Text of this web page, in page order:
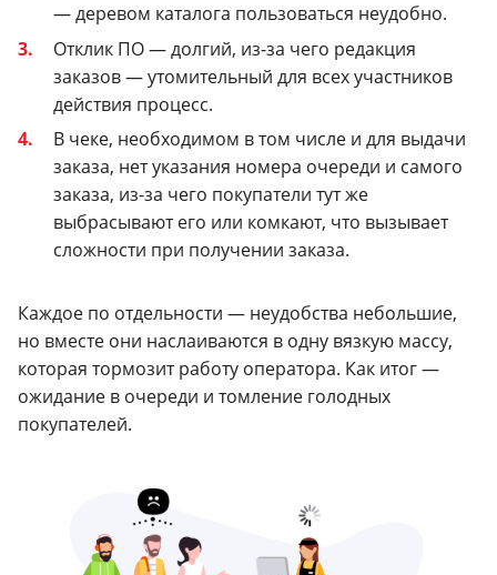
— деревом каталога пользоваться неудобно.
Отклик ПО — долгий, из-за чего редакция
заказов — утомительный для всех участников
действия процесс.
В чеке, необходимом в том числе и для выдачи
заказа, нет указания номера очереди и самого
заказа, из-за чего покупатели тут же
выбрасывают его или комкают, что вызывает
сложности при получении заказа.
Каждое по отдельности — неудобства небольшие,
но вместе они наслаиваются в одну вязкую массу,
которая тормозит работу оператора. Как итог —
ожидание в очереди и томление голодных
покупателей.